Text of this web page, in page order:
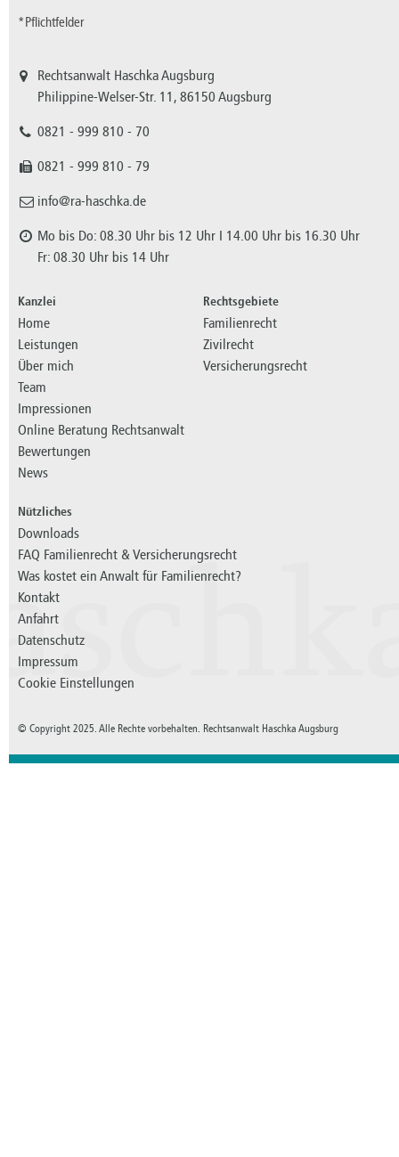
*Pflichtfelder
Rechtsanwalt Haschka Augsburg
Philippine-Welser-Str. 11, 86150 Augsburg
0821 - 999 810 - 70
0821 - 999 810 - 79
info@ra-haschka.de
Mo bis Do: 08.30 Uhr bis 12 Uhr I 14.00 Uhr bis 16.30 Uhr
Fr: 08.30 Uhr bis 14 Uhr
Kanzlei
Home
Leistungen
Über mich
Team
Impressionen
Online Beratung Rechtsanwalt
Bewertungen
News
Rechtsgebiete
Familienrecht
Zivilrecht
Versicherungsrecht
Nützliches
Downloads
FAQ Familienrecht & Versicherungsrecht
Was kostet ein Anwalt für Familienrecht?
Kontakt
Anfahrt
Datenschutz
Impressum
Cookie Einstellungen
© Copyright 2025. Alle Rechte vorbehalten. Rechtsanwalt Haschka Augsburg